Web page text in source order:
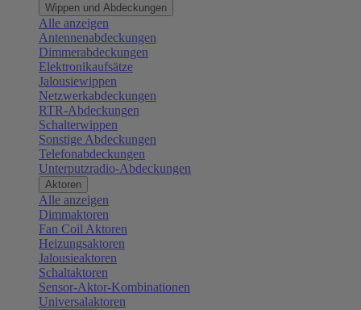
Wippen und Abdeckungen
Alle anzeigen
Antennenabdeckungen
Dimmerabdeckungen
Elektronikaufsätze
Jalousiewippen
Netzwerkabdeckungen
RTR-Abdeckungen
Schalterwippen
Sonstige Abdeckungen
Telefonabdeckungen
Unterputzradio-Abdeckungen
Aktoren
Alle anzeigen
Dimmaktoren
Fan Coil Aktoren
Heizungsaktoren
Jalousieaktoren
Schaltaktoren
Sensor-Aktor-Kombinationen
Universalaktoren